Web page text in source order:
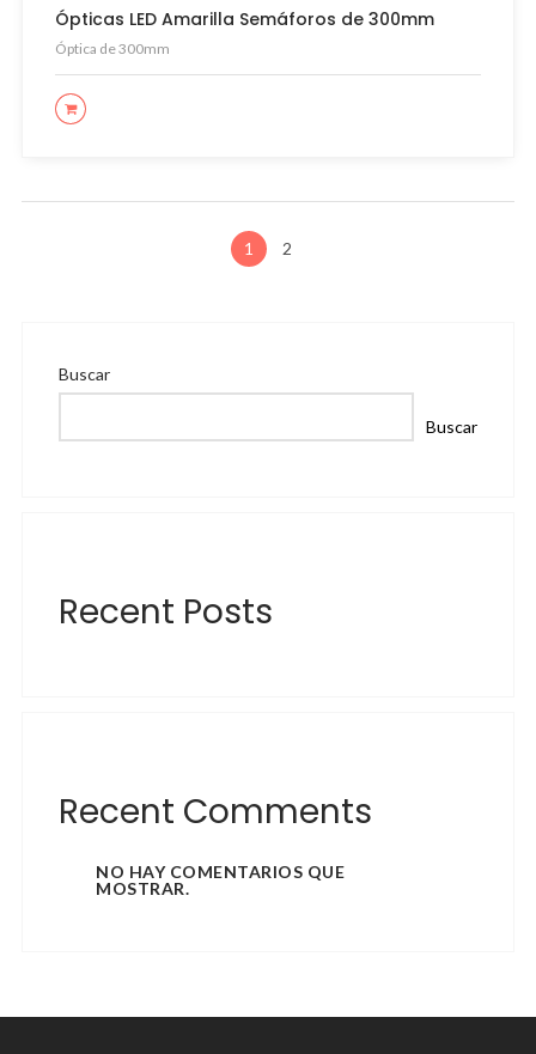
Ópticas LED Amarilla Semáforos de 300mm
Óptica de 300mm
LEER MÁS
1 2
Buscar
Buscar
Recent Posts
Recent Comments
NO HAY COMENTARIOS QUE
MOSTRAR.